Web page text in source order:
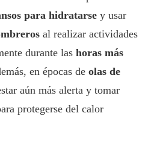
para hidratarse y usar
al realizar actividades
durante las horas más
en épocas de olas de
aún más alerta y tomar
protegerse del calor